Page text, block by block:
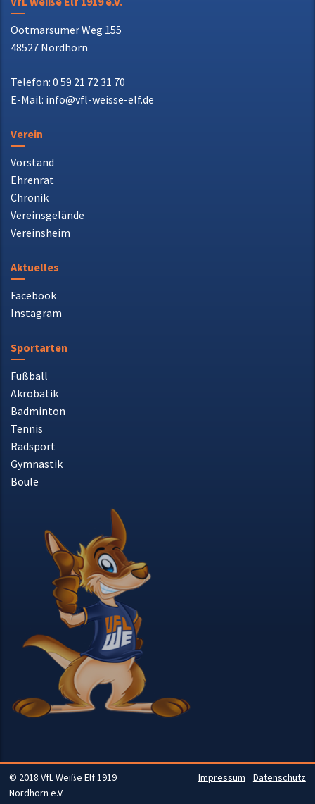
48527 Nordhorn
Telefon: 0 59 21 72 31 70
Verein
Ehrenrat
Chronik
Vereinsgelände
Vereinsheim
Aktuelles
Instagram
Sportarten
Akrobatik
Badminton
Tennis
Radsport
Gymnastik
Boule